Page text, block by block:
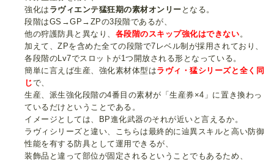
強化は ラヴィエンテ猛狂期の素材オンリー となる。
段階はGS→GP→ZPの3段階であるが、
他の狩護防具と異なり、 各段階のスキップ強化はできない。
加えて、ZPを含めた全ての段階で7レベル制が採用されており、
各段階のLv7でスロットが1つ開放される形となっている。
簡単に言えば生産、強化素材体型はラヴィ・猛シリーズと全く同
じで、
生産、派生強化段階の4番目の素材が「生産券×4」に置き換わっ
ているだけということである。
イメージとしては、BP進化武器のそれが近いと言えるか。
ラヴィシリーズと違い、こちらは最終的に辿異スキルと高い防御
性能を有する防具として運用できるが、
装飾品と違って部位が固定されるということでもあるため、